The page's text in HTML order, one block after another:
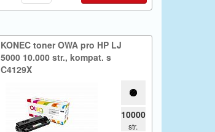
KONEC toner OWA pro HP LJ
5000 10.​000 str.​,​ kompat.​ s
C4129X
10000
str.